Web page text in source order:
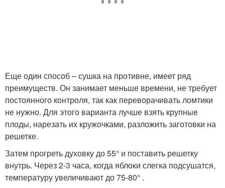
Еще один способ – сушка на противне, имеет ряд
преимуществ. Он занимает меньше времени, не требует
постоянного контроля, так как переворачивать ломтики
не нужно. Для этого варианта лучше взять крупные
плоды, нарезать их кружочками, разложить заготовки на
решетке.
Затем прогреть духовку до 55° и поставить решетку
внутрь. Через 2-3 часа, когда яблоки слегка подсушатся,
температуру увеличивают до 75-80° .